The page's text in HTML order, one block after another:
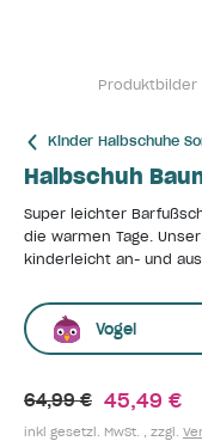
Produktbilder
Kinder Halbschuhe
Halbschuh
Super leichter
die warmen Tage.
kinderleicht an- und
Vogel
64,99 € 45,49 €
inkl gesetzl. MwSt. , zzgl.